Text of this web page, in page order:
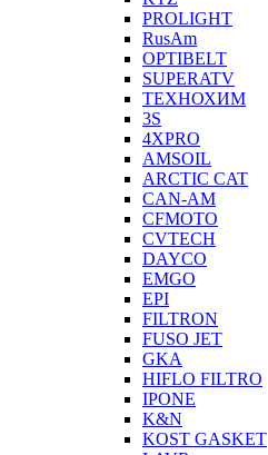
PROLIGHT
RusAm
OPTIBELT
SUPERATV
ТЕХНОХИМ
3S
4XPRO
AMSOIL
ARCTIC CAT
CAN-AM
CFMOTO
CVTECH
DAYCO
EMGO
EPI
FILTRON
FUSO JET
GKA
HIFLO FILTRO
IPONE
K&N
KOST GASKET